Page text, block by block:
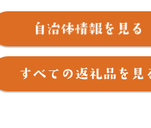
くれる人たちが住んでいま
めてハマチの養殖に成功し
れており、地場産業である
以上を占めており、そこで
を得ています。今もなお、
ている和三盆糖など、技